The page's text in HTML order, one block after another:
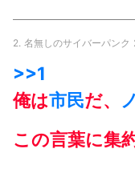
2. 名無しのサイバーパンク
>>1
俺は市民だ、
この言葉に集